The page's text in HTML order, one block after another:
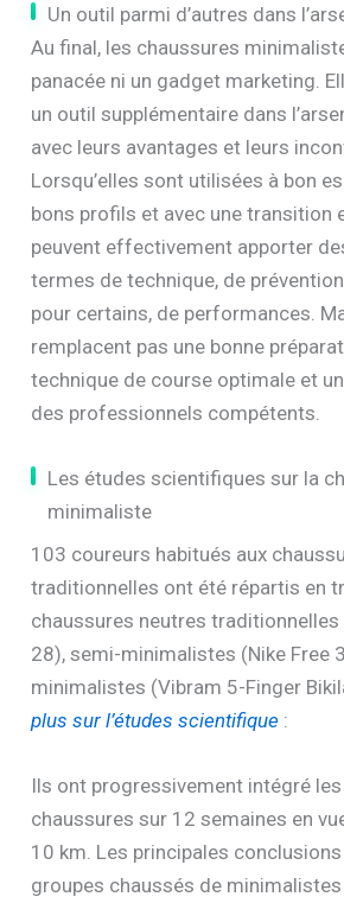
Un outil parmi d’autres dans
Au final, les chaussures
panacée ni un gadget marketing.
un outil supplémentaire dans
avec leurs avantages et leurs
Lorsqu’elles sont utilisées à bon
bons profils et avec une transition
peuvent effectivement apporter
termes de technique, de
pour certains, de performances.
remplacent pas une bonne
technique de course optimale et
des professionnels compétents.
Les études scientifiques sur la
minimaliste
103 coureurs habitués aux
traditionnelles ont été répartis en
chaussures neutres traditionnelles
28), semi-minimalistes (Nike Free
minimalistes (Vibram 5-Finger
plus sur l’études scientifique :
Ils ont progressivement intégré
chaussures sur 12 semaines en
10 km. Les principales
groupes chaussés de